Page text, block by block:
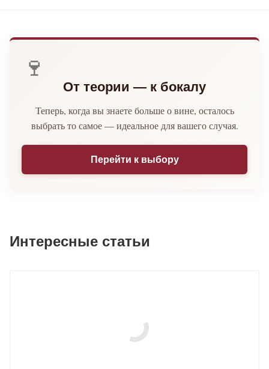
🍷
От теории — к бокалу
Теперь, когда вы знаете больше о вине, осталось
выбрать то самое — идеальное для вашего случая.
Перейти к выбору
Интересные статьи